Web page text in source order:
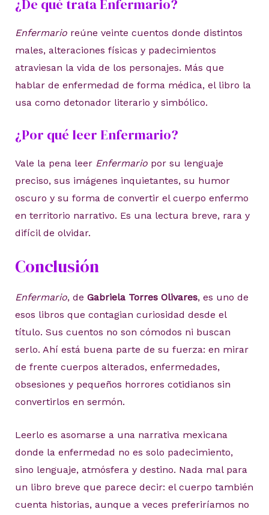
¿De qué trata Enfermario?
Enfermarioreúne veinte cuentos donde distintos
males, alteraciones físicas y padecimientos
atraviesan la vida de los personajes. Más que
hablar de enfermedad de forma médica, el libro la
usa como detonador literario y simbólico.
¿Por qué leer Enfermario?
Vale la pena leer Enfermariopor su lenguaje
preciso, sus imágenes inquietantes, su humor
oscuro y su forma de convertir el cuerpo enfermo
en territorio narrativo. Es una lectura breve, rara y
difícil de olvidar.
Conclusión
Enfermario, de Gabriela Torres Olivares, es uno de
esos libros que contagian curiosidad desde el
título. Sus cuentos no son cómodos ni buscan
serlo. Ahí está buena parte de su fuerza: en mirar
de frente cuerpos alterados, enfermedades,
obsesiones y pequeños horrores cotidianos sin
convertirlos en sermón.
Leerlo es asomarse a una narrativa mexicana
donde la enfermedad no es solo padecimiento,
sino lenguaje, atmósfera y destino. Nada mal para
un libro breve que parece decir: el cuerpo también
cuenta historias, aunque a veces preferiríamos no